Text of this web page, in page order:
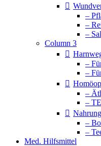
–
–
–
Column 3
–
–
–
–
–
–
Med. Hilfsmittel